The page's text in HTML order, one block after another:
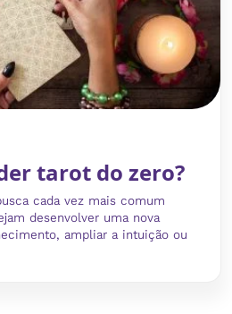
tarot do zero?
cada vez mais comum
desenvolver uma nova
ampliar a intuição ou